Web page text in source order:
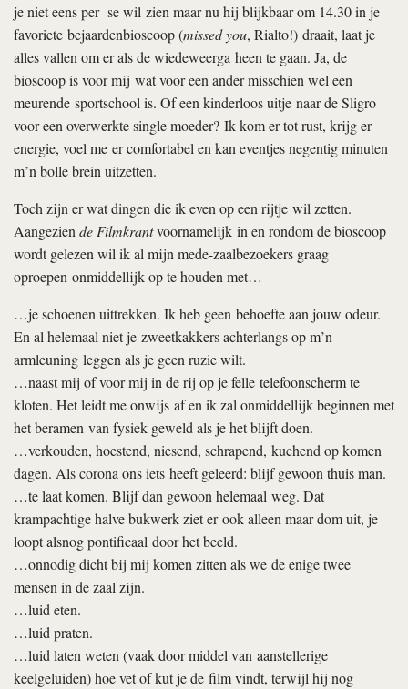
je niet eens per se wil zien maar nu hij blijkbaar om 14.30 in je
favoriete bejaardenbioscoop (missed you, Rialto!) draait, laat je
alles vallen om er als de wiedeweerga heen te gaan. Ja, de
bioscoop is voor mij wat voor een ander misschien wel een
meurende sportschool is. Of een kinderloos uitje naar de Sligro
voor een overwerkte single moeder? Ik kom er tot rust, krijg er
energie, voel me er comfortabel en kan eventjes negentig minuten
m’n bolle brein uitzetten.
Toch zijn er wat dingen die ik even op een rijtje wil zetten.
Aangeziende Filmkrantvoornamelijk in en rondom de bioscoop
wordt gelezen wil ik al mijn mede-zaalbezoekers graag
oproepen onmiddellijk op te houden met…
…je schoenen uittrekken. Ik heb geen behoefte aan jouw odeur.
En al helemaal niet je zweetkakkers achterlangs op m’n
armleuning leggen als je geen ruzie wilt.
…naast mij of voor mij in de rij op je felle telefoonscherm te
kloten. Het leidt me onwijs af en ik zal onmiddellijk beginnen met
het beramen van fysiek geweld als je het blijft doen.
…verkouden, hoestend, niesend, schrapend, kuchend op komen
dagen. Als corona ons iets heeft geleerd: blijf gewoon thuis man.
…te laat komen. Blijf dan gewoon helemaal weg. Dat
krampachtige halve bukwerk ziet er ook alleen maar dom uit, je
loopt alsnog pontificaal door het beeld.
…onnodig dicht bij mij komen zitten als we de enige twee
mensen in de zaal zijn.
…luid eten.
…luid praten.
…luid laten weten (vaak door middel van aanstellerige
keelgeluiden) hoe vet of kut je de film vindt, terwijl hij nog